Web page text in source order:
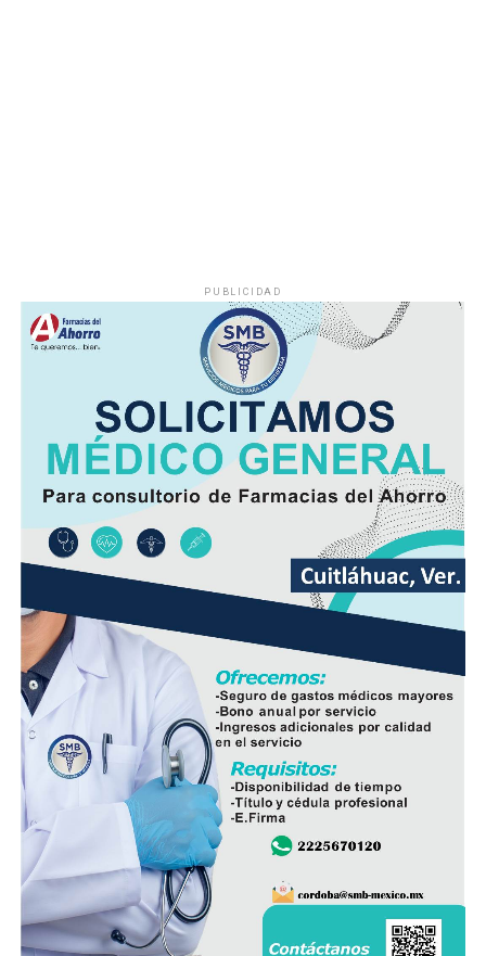
Dulce María Alducin Vallejo, habitante de la comunidad,
explicó que la petición fue presentada ante las
autoridades municipales y que, tras las gestiones
realizadas en conjunto con Hidrosistema, fue posible
concretar la obra que hoy permite mejorar el
suministro.
Además de incrementar la capacidad de conducción, la
nueva infraestructura incorpora válvulas y materiales de
mayor resistencia, lo que permitirá mantener una mejor
operación del sistema y disminuir las afectaciones
derivadas de fallas en la red.
Con esta ampliación, las autoridades municipales buscan
fortalecer la infraestructura hidráulica en las
comunidades rurales y mejorar el acceso al agua potable
para cientos de familias que durante años enfrentaron
un servicio irregular.
PUBLICIDAD